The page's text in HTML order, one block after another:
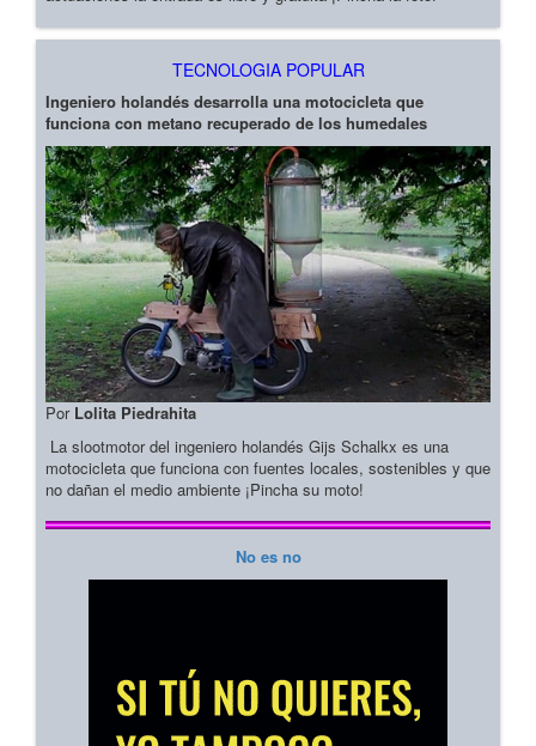
TECNOLOGIA POPULAR
Ingeniero holandés desarrolla una motocicleta que
funciona con metano recuperado de los humedales
Por Lolita Piedrahita
La slootmotor del ingeniero holandés Gijs Schalkx es una
motocicleta que funciona con fuentes locales, sostenibles y que
no dañan el medio ambiente ¡Pincha su moto!
No es no